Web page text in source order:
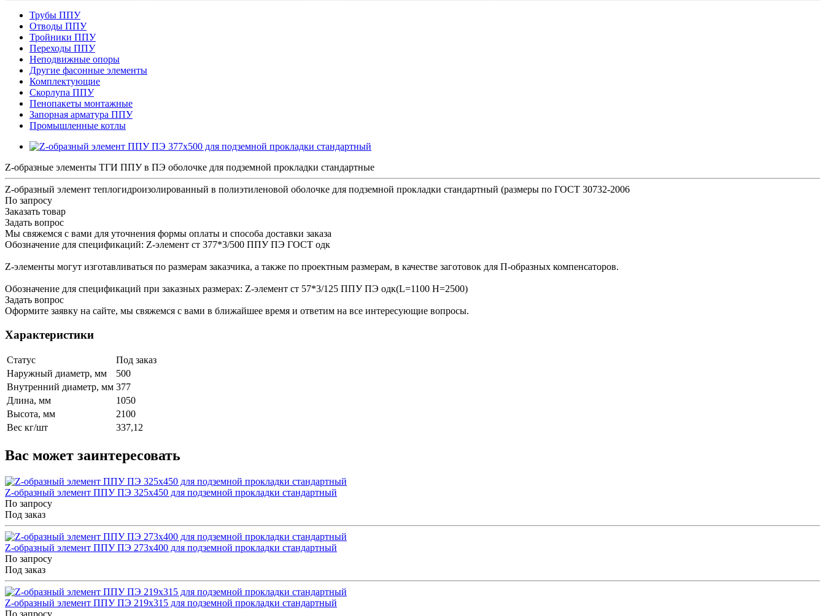
Трубы ППУ
Отводы ППУ
Тройники ППУ
Переходы ППУ
Неподвижные опоры
Другие фасонные элементы
Комплектующие
Скорлупа ППУ
Пенопакеты монтажные
Запорная арматура ППУ
Промышленные котлы
Z-образные элементы ТГИ ППУ в ПЭ оболочке для подземной прокладки стандартные
Z-образный элемент теплогидроизолированный в полиэтиленовой оболочке для подземной прокладки стандартный (размеры по ГОСТ 30732-2006
По запросу
Заказать товар
Задать вопрос
Мы свяжемся с вами для уточнения формы оплаты и способа доставки заказа
Обозначение для спецификаций: Z-элемент ст 377*3/500 ППУ ПЭ ГОСТ одк
Z-элементы могут изготавливаться по размерам заказчика, а также по проектным размерам, в качестве заготовок для П-образных компенсаторов.
Обозначение для спецификаций при заказных размерах: Z-элемент ст 57*3/125 ППУ ПЭ одк(L=1100 H=2500)
Задать вопрос
Оформите заявку на сайте, мы свяжемся с вами в ближайшее время и ответим на все интересующие вопросы.
Характеристики
Статус
Под заказ
Наружный диаметр, мм
500
Внутренний диаметр, мм 377
Длина, мм
1050
Высота, мм
2100
Вес кг/шт
337,12
Вас может заинтересовать
Z-образный элемент ППУ ПЭ 325x450 для подземной прокладки стандартный
По запросу
Под заказ
Z-образный элемент ППУ ПЭ 273x400 для подземной прокладки стандартный
По запросу
Под заказ
Z-образный элемент ППУ ПЭ 219x315 для подземной прокладки стандартный
По запросу